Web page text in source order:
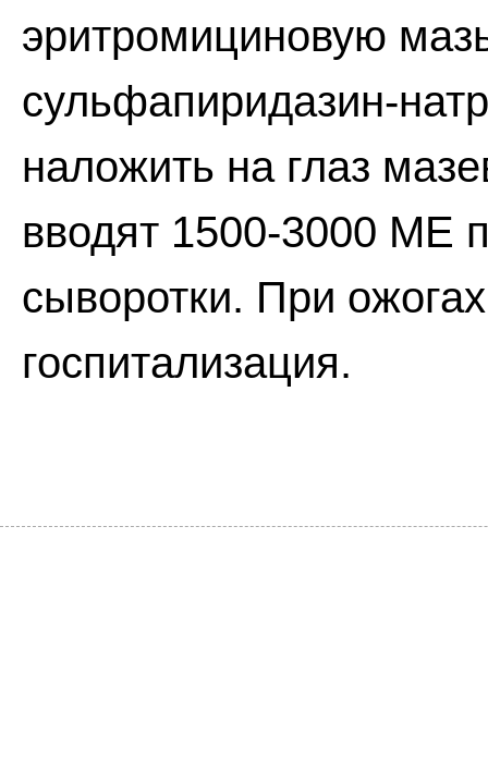
эритромициновую
сульфапиридазин-
наложить на глаз
вводят 1500-3000 ME
сыворотки. При
госпитализация.